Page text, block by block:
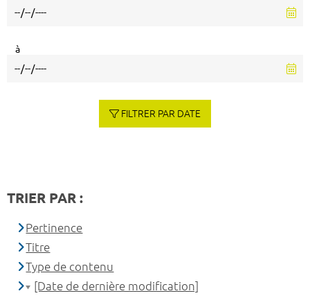
à
FILTRER PAR DATE
TRIER PAR :
Pertinence
Titre
Type de contenu
[Date de dernière modification]